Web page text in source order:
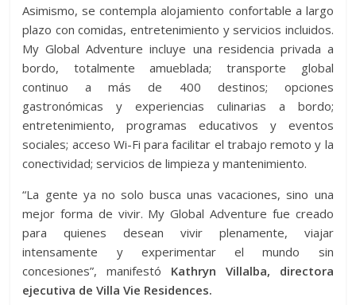
Asimismo, se contempla alojamiento confortable a largo
plazo con comidas, entretenimiento y servicios incluidos.
My Global Adventure incluye una residencia privada a
bordo, totalmente amueblada; transporte global
continuo a más de 400 destinos; opciones
gastronómicas y experiencias culinarias a bordo;
entretenimiento, programas educativos y eventos
sociales; acceso Wi-Fi para facilitar el trabajo remoto y la
conectividad; servicios de limpieza y mantenimiento.
“La gente ya no solo busca unas vacaciones, sino una
mejor forma de vivir. My Global Adventure fue creado
para quienes desean vivir plenamente, viajar
intensamente y experimentar el mundo sin
concesiones”, manifestó Kathryn Villalba, directora
ejecutiva de Villa Vie Residences.